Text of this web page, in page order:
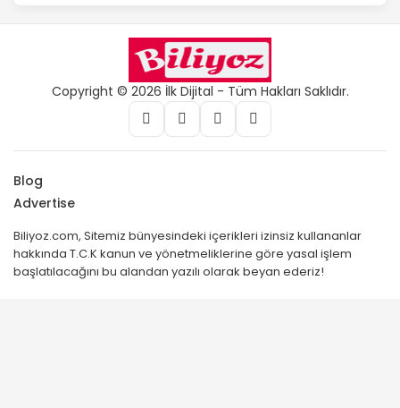
Copyright © 2026 İlk Dijital - Tüm Hakları Saklıdır.
Blog
Advertise
Biliyoz.com, Sitemiz bünyesindeki içerikleri izinsiz kullananlar
hakkında T.C.K kanun ve yönetmeliklerine göre yasal işlem
başlatılacağını bu alandan yazılı olarak beyan ederiz!